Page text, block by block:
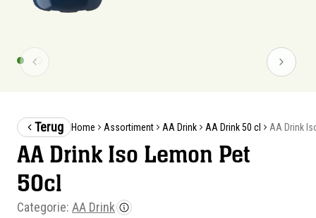
Terug Home Assortiment AA Drink AA Drink 50 cl AA Drink
AA Drink Iso Lemon Pet
50cl
Categorie: AA Drink